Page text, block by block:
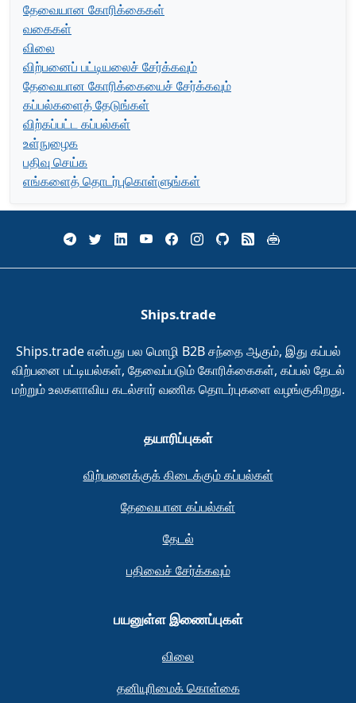
தேவையான கோரிக்கைகள்
வகைகள்
விலை
விற்பனைப் பட்டியலைச் சேர்க்கவும்
தேவையான கோரிக்கையைச் சேர்க்கவும்
கப்பல்களைத் தேடுங்கள்
விற்கப்பட்ட கப்பல்கள்
உள்நுழைக
பதிவு செய்க
எங்களைத் தொடர்புகொள்ளுங்கள்
Ships.trade
Ships.trade என்பது பல மொழி B2B சந்தை ஆகும், இது கப்பல்
விற்பனை பட்டியல்கள், தேவைப்படும் கோரிக்கைகள், கப்பல் தேடல்
மற்றும் உலகளாவிய கடல்சார் வணிக தொடர்புகளை வழங்குகிறது.
தயாரிப்புகள்
விற்பனைக்குக் கிடைக்கும் கப்பல்கள்
தேவையான கப்பல்கள்
தேடல்
பதிவைச் சேர்க்கவும்
பயனுள்ள இணைப்புகள்
விலை
தனியுரிமைக் கொள்கை